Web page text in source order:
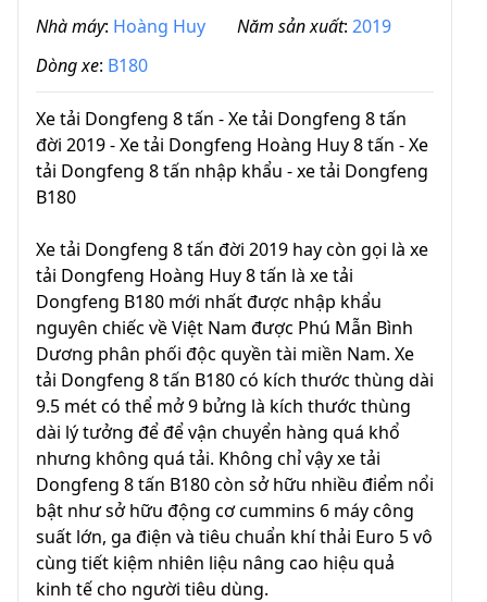
Nhà máy: Hoàng Huy Năm sản xuất: 2019
Dòng xe: B180
Xe tải Dongfeng 8 tấn - Xe tải Dongfeng 8 tấn
đời 2019 - Xe tải Dongfeng Hoàng Huy 8 tấn - Xe
tải Dongfeng 8 tấn nhập khẩu - xe tải Dongfeng
B180
Xe tải Dongfeng 8 tấn đời 2019 hay còn gọi là xe
tải Dongfeng Hoàng Huy 8 tấn là xe tải
Dongfeng B180 mới nhất được nhập khẩu
nguyên chiếc về Việt Nam được Phú Mẫn Bình
Dương phân phối độc quyền tài miền Nam. Xe
tải Dongfeng 8 tấn B180 có kích thước thùng dài
9.5 mét có thể mở 9 bửng là kích thước thùng
dài lý tưởng để để vận chuyển hàng quá khổ
nhưng không quá tải. Không chỉ vậy xe tải
Dongfeng 8 tấn B180 còn sở hữu nhiều điểm nổi
bật như sở hữu động cơ cummins 6 máy công
suất lớn, ga điện và tiêu chuẩn khí thải Euro 5 vô
cùng tiết kiệm nhiên liệu nâng cao hiệu quả
kinh tế cho người tiêu dùng.